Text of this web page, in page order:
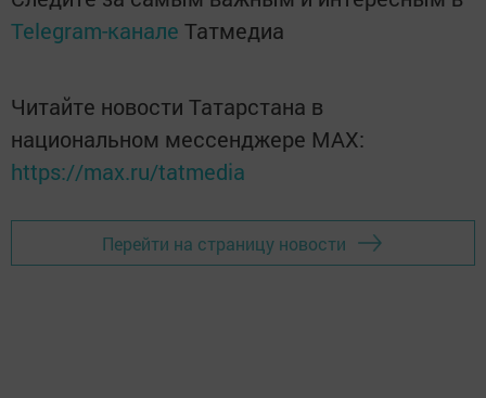
Telegram-канале Татмедиа
Читайте новости Татарстана в
национальном мессенджере MАХ:
https://max.ru/tatmedia
Перейти на страницу новости